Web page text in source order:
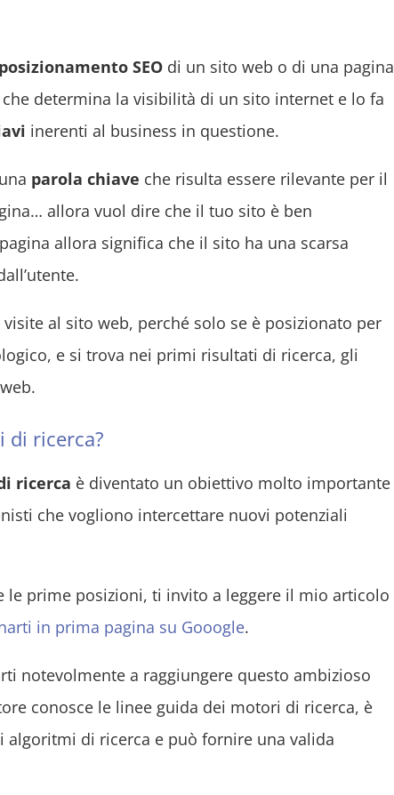
posizionamento SEO di un sito web o di una pagina
determina la visibilità di un sito internet e lo fa
inerenti al business in questione.
parola chiave che risulta essere rilevante per il
allora vuol dire che il tuo sito è ben
allora significa che il sito ha una scarsa
al sito web, perché solo se è posizionato per
e si trova nei primi risultati di ricerca, gli
di ricerca?
ricerca è diventato un obiettivo molto importante
che vogliono intercettare nuovi potenziali
le prime posizioni, ti invito a leggere il mio articolo
in prima pagina su Gooogle.
notevolmente a raggiungere questo ambizioso
conosce le linee guida dei motori di ricerca, è
di ricerca e può fornire una valida